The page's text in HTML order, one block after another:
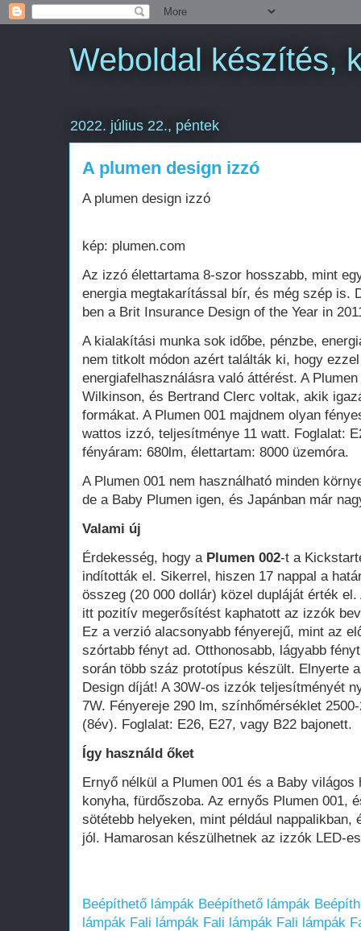
Weboldal készítés,
2022. július 22., péntek
A plumen design izzó
A plumen design izzó
kép: plumen.com
Az izzó élettartama 8-szor hosszabb, mint
energia megtakarítással bír, és még szép is.
ben a Brit Insurance Design of the Year in
A kialakítási munka sok időbe, pénzbe,
nem titkolt módon azért találták ki, hogy
energiafelhasználásra való áttérést. A
Wilkinson, és Bertrand Clerc voltak, akik
formákat. A Plumen 001 majdnem olyan
wattos izzó, teljesítménye 11 watt. Foglalat:
fényáram: 680lm, élettartam: 8000 üzemóra.
A Plumen 001 nem használható minden
de a Baby Plumen igen, és Japánban már
Valami új
Érdekesség, hogy a Plumen 002-t a
indították el. Sikerrel, hiszen 17 nappal a
összeg (20 000 dollár) közel dupláját érték
itt pozitív megerősítést kaphatott az izzók
Ez a verzió alacsonyabb fényerejű, mint az
szórtabb fényt ad. Otthonosabb, lágyabb
során több száz prototípus készült. Elnyerte
Design díját! A 30W-os izzók teljesítményét
7W. Fényereje 290 lm, színhőmérséklet
(8év). Foglalat: E26, E27, vagy B22 bajonett.
Így használd őket
Ernyő nélkül a Plumen 001 és a Baby
konyha, fürdőszoba. Az ernyős Plumen 001,
sötétebb helyeken, mint például
jól. Hamarosan készülhetnek az izzók LED-
Beépíthető lámpák Beépíthető lámpák
lámpák Fali lámpák Fali lámpák Fali lámpák